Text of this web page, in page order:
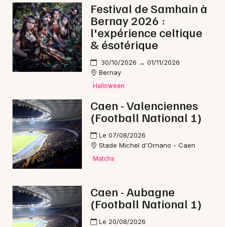
61 - Orne
Choisir mes départements
Je m'abonne
Festival de Samhain à
Bernay 2026 :
l'expérience celtique
& ésotérique
30/10/2026 → 01/11/2026
Bernay
Halloween
Caen - Valenciennes
(Football National 1)
Le 07/08/2026
Stade Michel d'Ornano - Caen
Matchs
Caen - Aubagne
(Football National 1)
Le 20/08/2026